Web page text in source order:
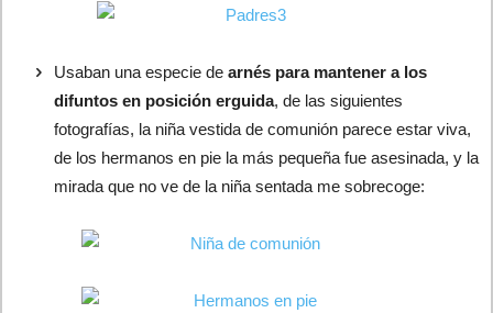
Usaban una especie de arnés para mantener a los
difuntos en posición erguida, de las siguientes
fotografías, la niña vestida de comunión parece estar viva,
de los hermanos en pie la más pequeña fue asesinada, y la
mirada que no ve de la niña sentada me sobrecoge: